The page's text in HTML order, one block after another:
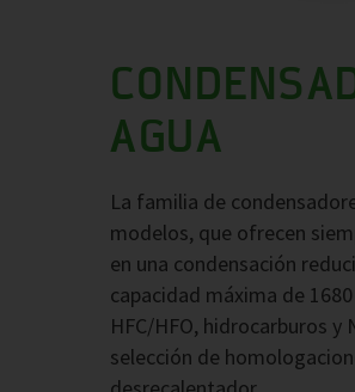
AGUA
La familia de
modelos, que ofrecen
en una condensación
capacidad máxima de
HFC/HFO, hidrocarburos
selección de